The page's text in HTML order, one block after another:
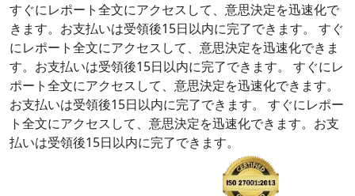
すぐにレポート全文にアクセスして、意思決定を迅速化で
きます。お支払いは受領後15日以内に完了できます。
すぐ
にレポート全文にアクセスして、意思決定を迅速化できま
す。お支払いは受領後15日以内に完了できます。
すぐにレ
ポート全文にアクセスして、意思決定を迅速化できます。
お支払いは受領後15日以内に完了できます。
すぐにレポー
ト全文にアクセスして、意思決定を迅速化できます。お支
払いは受領後15日以内に完了できます。